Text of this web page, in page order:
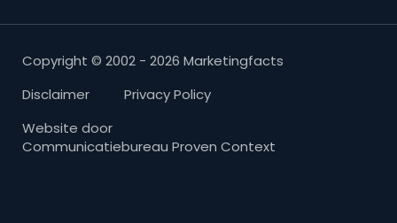
Copyright © 2002 - 2026 Marketingfacts
Disclaimer
Privacy Policy
Website door
Communicatiebureau Proven Context